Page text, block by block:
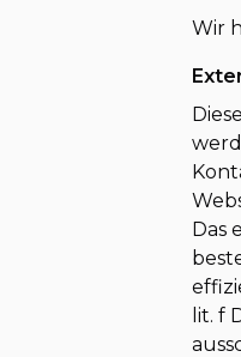
Wir
Das
lit. f